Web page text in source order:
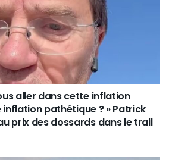
aller dans cette inflation
pathétique ? » Patrick
prix des dossards dans le trail